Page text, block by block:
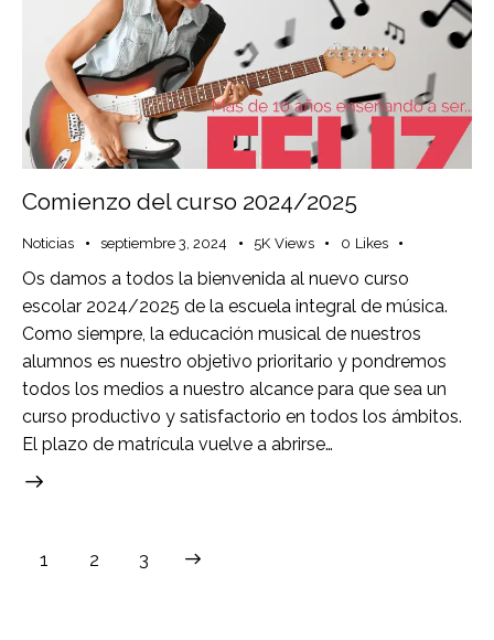
Comienzo del curso 2024/2025
Noticias septiembre 3, 2024 5K Views 0 Likes
Os damos a todos la bienvenida al nuevo curso
escolar 2024/2025 de la escuela integral de música.
Como siempre, la educación musical de nuestros
alumnos es nuestro objetivo prioritario y pondremos
todos los medios a nuestro alcance para que sea un
curso productivo y satisfactorio en todos los ámbitos.
El plazo de matrícula vuelve a abrirse…
1 2 3